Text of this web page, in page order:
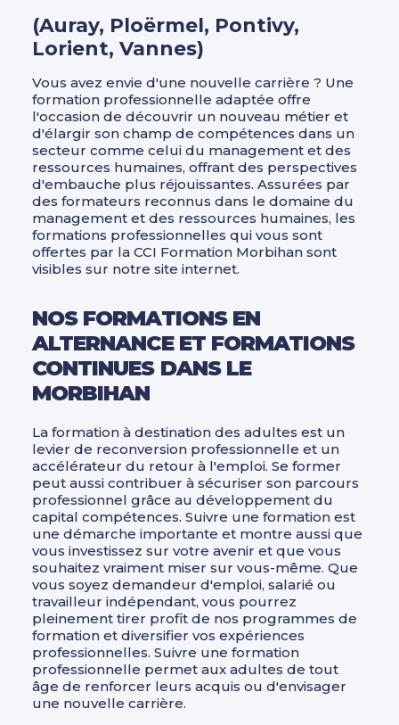
(Auray, Ploërmel, Pontivy,
Lorient, Vannes)
Vous avez envie d'une nouvelle carrière ? Une
formation professionnelle adaptée offre
l'occasion de découvrir un nouveau métier et
d'élargir son champ de compétences dans un
secteur comme celui du management et des
ressources humaines, offrant des perspectives
d'embauche plus réjouissantes. Assurées par
des formateurs reconnus dans le domaine du
management et des ressources humaines, les
formations professionnelles qui vous sont
offertes par la CCI Formation Morbihan sont
visibles sur notre site internet.
NOS FORMATIONS EN
ALTERNANCE ET FORMATIONS
CONTINUES DANS LE
MORBIHAN
La formation à destination des adultes est un
levier de reconversion professionnelle et un
accélérateur du retour à l'emploi. Se former
peut aussi contribuer à sécuriser son parcours
professionnel grâce au développement du
capital compétences. Suivre une formation est
une démarche importante et montre aussi que
vous investissez sur votre avenir et que vous
souhaitez vraiment miser sur vous-même. Que
vous soyez demandeur d'emploi, salarié ou
travailleur indépendant, vous pourrez
pleinement tirer profit de nos programmes de
formation et diversifier vos expériences
professionnelles. Suivre une formation
professionnelle permet aux adultes de tout
âge de renforcer leurs acquis ou d'envisager
une nouvelle carrière.